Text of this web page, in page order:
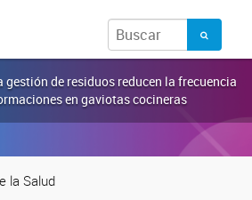
de residuos reducen la frecuencia
en gaviotas cocineras
la Salud